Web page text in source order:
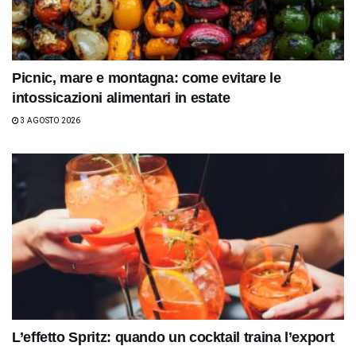
Picnic, mare e montagna: come evitare le
intossicazioni alimentari in estate
3 AGOSTO 2026
L’effetto Spritz: quando un cocktail traina l’export